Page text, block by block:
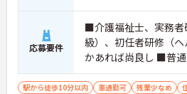
応募要件
■介護福祉士、実務者
級）、初任者研修（
かあれば尚良し ■普
駅から徒歩10分以内 車通勤可 残業少なめ